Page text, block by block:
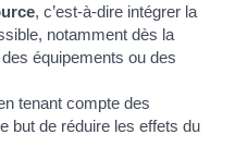
, c’est-à-dire intégrer la
notamment dès la
équipements ou des
tenant compte des
but de réduire les effets du